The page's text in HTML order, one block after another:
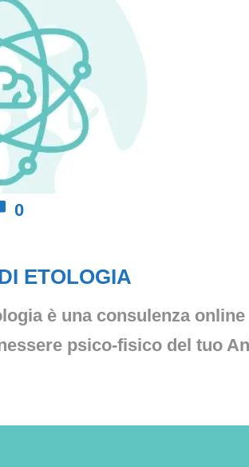
0Comments
ETOLOGIA
è una consulenza
psico-fisico del tuo